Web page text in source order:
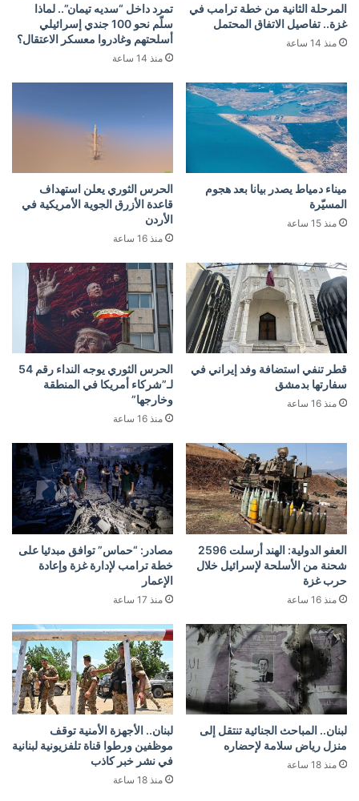
المرحلة الثانية من خطة ترامب في
غزة.. تفاصيل الاتفاق المحتمل
منذ 14 ساعة
تمرد داخل “سديه تيمان”.. لماذا
سلّم نحو 100 جندي إسرائيلي
أسلحتهم وغادروا معسكر الاعتقال؟
منذ 14 ساعة
ميناء دمياط يصدر بيانا بعد هجوم
المسيّرة
منذ 15 ساعة
الحرس الثوري يعلن استهداف
قاعدة الأزرق الجوية الأمريكية في
الأردن
منذ 16 ساعة
قطر تنفي استضافة وفد إيراني في
سفارتها بدمشق
منذ 16 ساعة
الحرس الثوري يوجه النداء رقم 54
لـ”شركاء أمريكا في المنطقة
وخارجها”
منذ 16 ساعة
العفو الدولية: الهند أرسلت 2596
شحنة من الأسلحة لإسرائيل خلال
حرب غزة
منذ 16 ساعة
مصادر: “حماس” توافق مبدئيا على
خطة ترامب لإدارة غزة وإعادة
الإعمار
منذ 17 ساعة
لبنان.. المباحث الجنائية تنتقل إلى
منزل رياض سلامة لإحضاره
منذ 18 ساعة
لبنان.. الأجهزة الأمنية توقف
موظفين ورطوا قناة تلفزيونية لبنانية
في نشر خبر كاذب
منذ 18 ساعة